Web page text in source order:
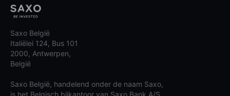
Saxo België
Italiëlei 124, Bus 101
2000, Antwerpen,
België
Saxo België, handelend onder de naam Saxo,